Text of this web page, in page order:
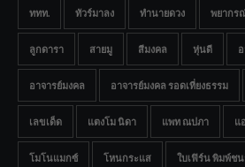
ททท. ทัวร์มาลง ทำนายดวง พยากร
ลูกดารา สายมู สีมงคล หุ่นดี
อาจารย์มงคล อาจารย์มงคล รอดเที่ยงธรรม
เลขเด็ด แตงโม นิดา แพท ณปภา แ
โมโนแมกซ์ โหนกระแส ใบเฟิร์น พิมพ์ช